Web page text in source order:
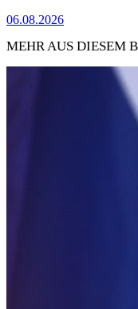
06.08.2026
MEHR AUS DIESEM